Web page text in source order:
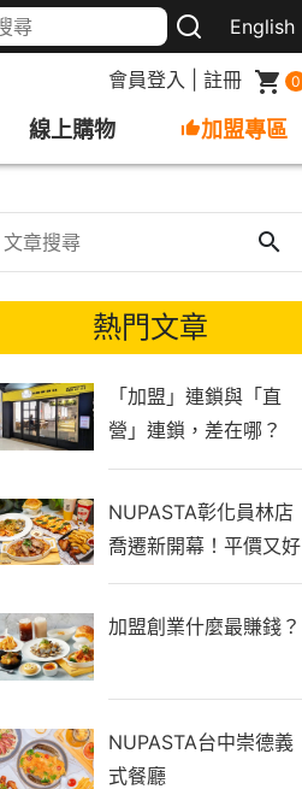
English
會員登入 註冊 0
線上購物 加盟專區
熱門文章
「加盟」連鎖與「直
營」連鎖，差在哪？
NUPASTA彰化員林店
喬遷新開幕！平價又好
吃還有機器人送餐，免
收服務費
加盟創業什麼最賺錢？
NUPASTA台中崇德義
式餐廳